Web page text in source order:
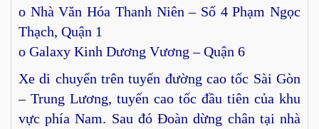
o Nhà Văn Hóa Thanh Niên – Số 4 Phạm Ngọc
Thạch, Quận 1
o Galaxy Kinh Dương Vương – Quận 6
Xe di chuyển trên tuyến đường cao tốc Sài Gòn
– Trung Lương, tuyến cao tốc đầu tiên của khu
vực phía Nam. Sau đó Đoàn dừng chân tại nhà